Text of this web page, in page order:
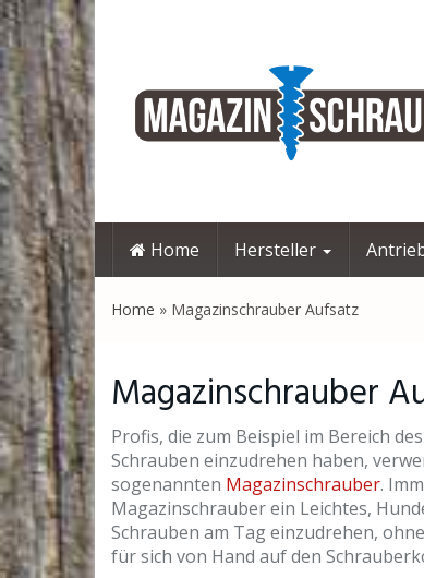
Skip
to
main
content
Home Hersteller
Home » Magazinschrauber Aufsatz
Magazinschrauber
Profis, die zum Beispiel im Bereich des
Schrauben einzudrehen haben,
sogenannten Magazinschrauber.
Magazinschrauber ein Leichtes,
Schrauben am Tag einzudrehen,
für sich von Hand auf den